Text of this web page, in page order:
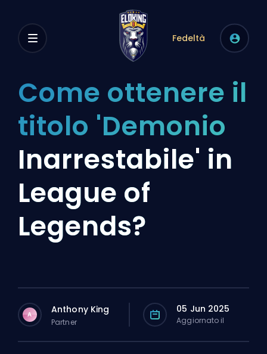
Fedeltà
Come ottenere il
titolo 'Demonio
Inarrestabile' in
League of
Legends?
A Anthony King
Partner
05 Jun 2025
Aggiornato il